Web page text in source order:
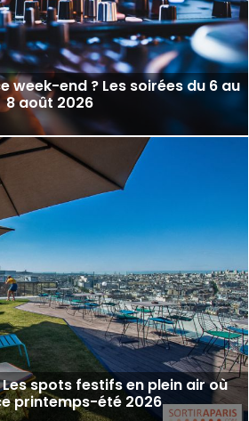
week-end ? Les soirées du 6 au
8 août 2026
spots festifs en plein air où
printemps-été 2026